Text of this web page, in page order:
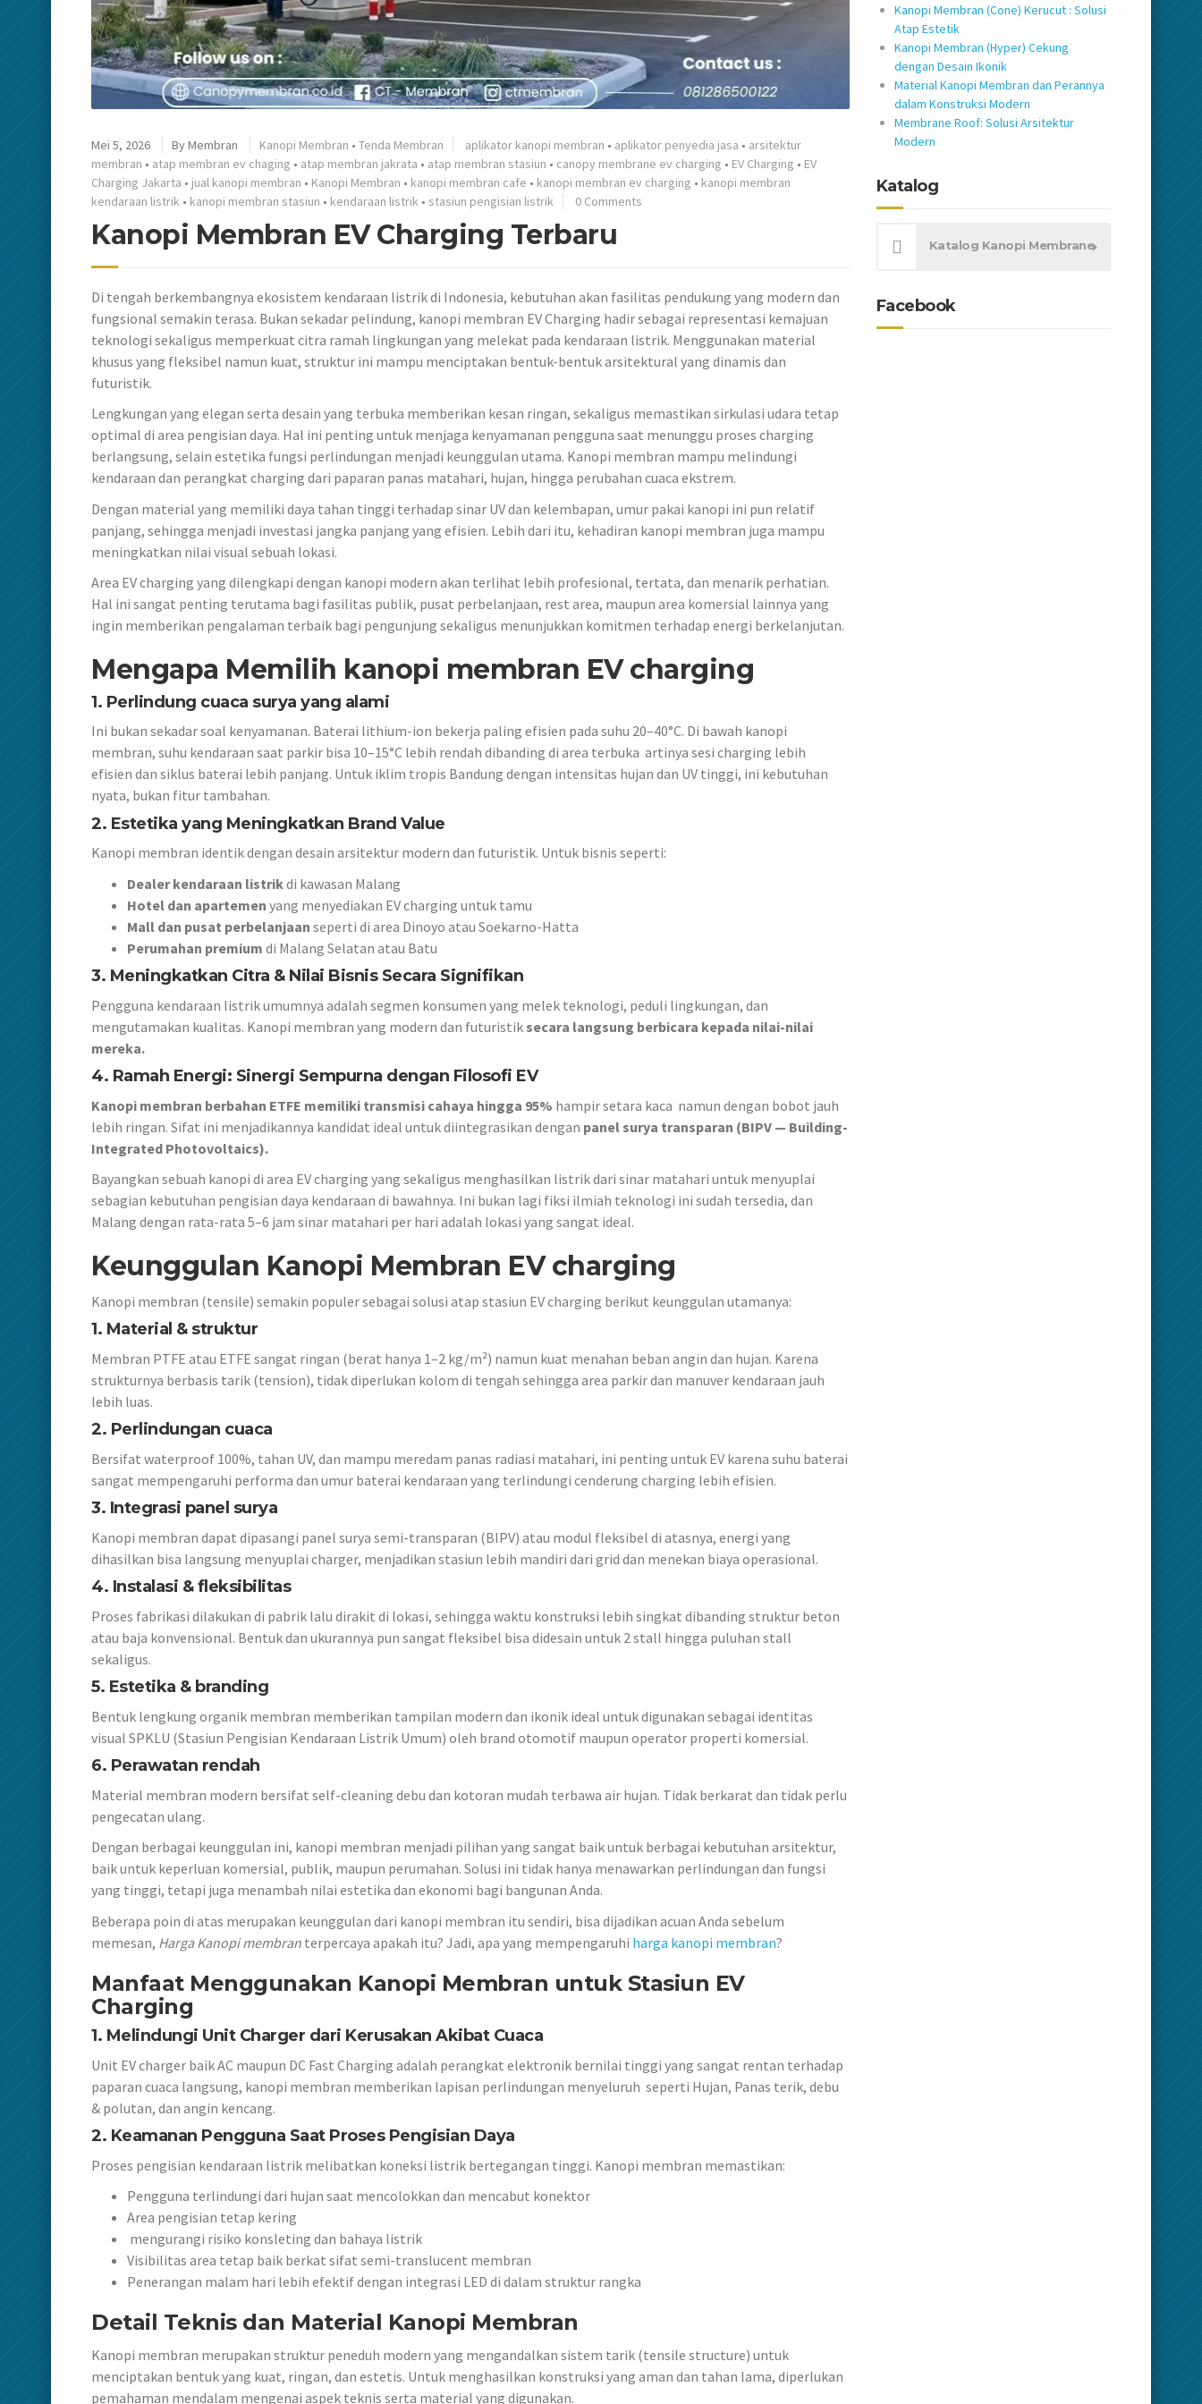
Mei 5, 2026 ByMembran Kanopi Membran • Tenda Membran aplikator kanopi membran • aplikator penyedia jasa • arsitektur
membran • atap membran ev chaging • atap membran jakrata • atap membran stasiun • canopy membrane ev charging • EV Charging • EV
Charging Jakarta • jual kanopi membran • Kanopi Membran • kanopi membran cafe • kanopi membran ev charging • kanopi membran
kendaraan listrik • kanopi membran stasiun • kendaraan listrik • stasiun pengisian listrik 0 Comments
Kanopi Membran EV Charging Terbaru
Di tengah berkembangnya ekosistem kendaraan listrik di Indonesia, kebutuhan akan fasilitas pendukung yang modern dan
fungsional semakin terasa. Bukan sekadar pelindung, kanopi membran EV Charging hadir sebagai representasi kemajuan
teknologi sekaligus memperkuat citra ramah lingkungan yang melekat pada kendaraan listrik. Menggunakan material
khusus yang fleksibel namun kuat, struktur ini mampu menciptakan bentuk-bentuk arsitektural yang dinamis dan
futuristik.
Lengkungan yang elegan serta desain yang terbuka memberikan kesan ringan, sekaligus memastikan sirkulasi udara tetap
optimal di area pengisian daya. Hal ini penting untuk menjaga kenyamanan pengguna saat menunggu proses charging
berlangsung, selain estetika fungsi perlindungan menjadi keunggulan utama. Kanopi membran mampu melindungi
kendaraan dan perangkat charging dari paparan panas matahari, hujan, hingga perubahan cuaca ekstrem.
Dengan material yang memiliki daya tahan tinggi terhadap sinar UV dan kelembapan, umur pakai kanopi ini pun relatif
panjang, sehingga menjadi investasi jangka panjang yang efisien. Lebih dari itu, kehadiran kanopi membran juga mampu
meningkatkan nilai visual sebuah lokasi.
Area EV charging yang dilengkapi dengan kanopi modern akan terlihat lebih profesional, tertata, dan menarik perhatian.
Hal ini sangat penting terutama bagi fasilitas publik, pusat perbelanjaan, rest area, maupun area komersial lainnya yang
ingin memberikan pengalaman terbaik bagi pengunjung sekaligus menunjukkan komitmen terhadap energi berkelanjutan.
Mengapa Memilih kanopi membran EV charging
1. Perlindung cuaca surya yang alami
Ini bukan sekadar soal kenyamanan. Baterai lithium-ion bekerja paling efisien pada suhu 20–40°C. Di bawah kanopi
membran, suhu kendaraan saat parkir bisa 10–15°C lebih rendah dibanding di area terbuka artinya sesi charging lebih
efisien dan siklus baterai lebih panjang. Untuk iklim tropis Bandung dengan intensitas hujan dan UV tinggi, ini kebutuhan
nyata, bukan fitur tambahan.
2. Estetika yang Meningkatkan Brand Value
Kanopi membran identik dengan desain arsitektur modern dan futuristik. Untuk bisnis seperti:
Dealer kendaraan listrikdi kawasan Malang
Hotel dan apartemen yang menyediakan EV charging untuk tamu
Mall dan pusat perbelanjaan seperti di area Dinoyo atau Soekarno-Hatta
Perumahan premium di Malang Selatan atau Batu
3. Meningkatkan Citra & Nilai Bisnis Secara Signifikan
Pengguna kendaraan listrik umumnya adalah segmen konsumen yang melek teknologi, peduli lingkungan, dan
mengutamakan kualitas. Kanopi membran yang modern dan futuristik secara langsung berbicara kepada nilai-nilai
mereka.
4. Ramah Energi: Sinergi Sempurna dengan Filosofi EV
Kanopi membran berbahan ETFE memiliki transmisi cahaya hingga 95% hampir setara kaca namun dengan bobot jauh
lebih ringan. Sifat ini menjadikannya kandidat ideal untuk diintegrasikan dengan panel surya transparan (BIPV — Building-
Integrated Photovoltaics).
Bayangkan sebuah kanopi di area EV charging yang sekaligus menghasilkan listrik dari sinar matahari untuk menyuplai
sebagian kebutuhan pengisian daya kendaraan di bawahnya. Ini bukan lagi fiksi ilmiah teknologi ini sudah tersedia, dan
Malang dengan rata-rata 5–6 jam sinar matahari per hari adalah lokasi yang sangat ideal.
Keunggulan Kanopi Membran EV charging
Kanopi membran (tensile) semakin populer sebagai solusi atap stasiun EV charging berikut keunggulan utamanya:
1. Material & struktur
Membran PTFE atau ETFE sangat ringan (berat hanya 1–2 kg/m²) namun kuat menahan beban angin dan hujan. Karena
strukturnya berbasis tarik (tension), tidak diperlukan kolom di tengah sehingga area parkir dan manuver kendaraan jauh
lebih luas.
2. Perlindungan cuaca
Bersifat waterproof 100%, tahan UV, dan mampu meredam panas radiasi matahari, ini penting untuk EV karena suhu baterai
sangat mempengaruhi performa dan umur baterai kendaraan yang terlindungi cenderung charging lebih efisien.
3. Integrasi panel surya
Kanopi membran dapat dipasangi panel surya semi-transparan (BIPV) atau modul fleksibel di atasnya, energi yang
dihasilkan bisa langsung menyuplai charger, menjadikan stasiun lebih mandiri dari grid dan menekan biaya operasional.
4. Instalasi & fleksibilitas
Proses fabrikasi dilakukan di pabrik lalu dirakit di lokasi, sehingga waktu konstruksi lebih singkat dibanding struktur beton
atau baja konvensional. Bentuk dan ukurannya pun sangat fleksibel bisa didesain untuk 2 stall hingga puluhan stall
sekaligus.
5. Estetika & branding
Bentuk lengkung organik membran memberikan tampilan modern dan ikonik ideal untuk digunakan sebagai identitas
visual SPKLU (Stasiun Pengisian Kendaraan Listrik Umum) oleh brand otomotif maupun operator properti komersial.
6. Perawatan rendah
Material membran modern bersifat self-cleaning debu dan kotoran mudah terbawa air hujan. Tidak berkarat dan tidak perlu
pengecatan ulang.
Dengan berbagai keunggulan ini, kanopi membran menjadi pilihan yang sangat baik untuk berbagai kebutuhan arsitektur,
baik untuk keperluan komersial, publik, maupun perumahan. Solusi ini tidak hanya menawarkan perlindungan dan fungsi
yang tinggi, tetapi juga menambah nilai estetika dan ekonomi bagi bangunan Anda.
Beberapa poin di atas merupakan keunggulan dari kanopi membran itu sendiri, bisa dijadikan acuan Anda sebelum
memesan, Harga Kanopi membran terpercaya apakah itu? Jadi, apa yang mempengaruhi harga kanopi membran?
Manfaat Menggunakan Kanopi Membran untuk Stasiun EV
Charging
1. Melindungi Unit Charger dari Kerusakan Akibat Cuaca
Unit EV charger baik AC maupun DC Fast Charging adalah perangkat elektronik bernilai tinggi yang sangat rentan terhadap
paparan cuaca langsung, kanopi membran memberikan lapisan perlindungan menyeluruh seperti Hujan, Panas terik, debu
& polutan, dan angin kencang.
2. Keamanan Pengguna Saat Proses Pengisian Daya
Proses pengisian kendaraan listrik melibatkan koneksi listrik bertegangan tinggi. Kanopi membran memastikan:
Pengguna terlindungi dari hujan saat mencolokkan dan mencabut konektor
Area pengisian tetap kering
mengurangi risiko konsleting dan bahaya listrik
Visibilitas area tetap baik berkat sifat semi-translucent membran
Penerangan malam hari lebih efektif dengan integrasi LED di dalam struktur rangka
Detail Teknis dan Material Kanopi Membran
Kanopi membran merupakan struktur peneduh modern yang mengandalkan sistem tarik (tensile structure) untuk
menciptakan bentuk yang kuat, ringan, dan estetis. Untuk menghasilkan konstruksi yang aman dan tahan lama, diperlukan
pemahaman mendalam mengenai aspek teknis serta material yang digunakan.
Kanopi Membran (Cone) Kerucut : Solusi
Atap Estetik
Kanopi Membran (Hyper) Cekung
dengan Desain Ikonik
Material Kanopi Membran dan Perannya
dalam Konstruksi Modern
Membrane Roof: Solusi Arsitektur
Modern
Katalog
Katalog Kanopi Membrane
Facebook